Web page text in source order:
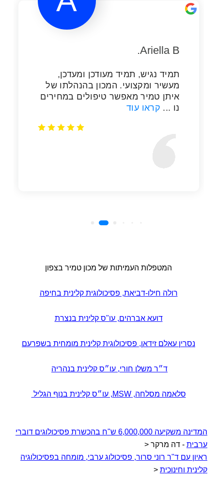
המטפלות העמיתות של מכון טמיר בצפון
רולה חילו-דביאת, פסיכולוגית קלינית בחיפה
דועא אברהים, עו"ס קלינית בנצרת
נסרין עאלם זידאן, פסיכולוגית קלינית מומחית בשפרעם
ד״ר משלן חורי, עו״ס קלינית בנהריה
סלאמה מסלחה, MSW, עו״ס קלינית בנוף הגליל
המדינה משקיעה 6,000,000 ש"ח בהכשרת פסיכולוגים דוברי
ערבית - דה מרקר <
ראיון עם ד"ר רוני סרור, פסיכולוג ערבי, מומחה בפסיכולוגיה
קלינית וחינוכית <